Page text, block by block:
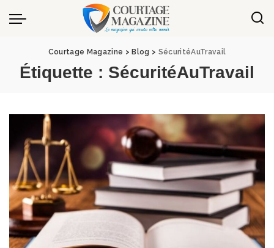
Panneau de gestion des cookies
Courtage Magazine > Blog > SécuritéAuTravail
Étiquette : SécuritéAuTravail